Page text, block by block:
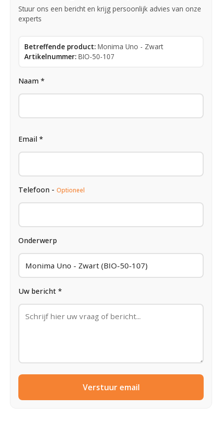
Stuur ons een bericht en krijg persoonlijk advies van onze
experts
Betreffende product: Monima Uno - Zwart
Artikelnummer: BIO-50-107
Naam *
Email *
Telefoon - Optioneel
Onderwerp
Uw bericht *
Verstuur email